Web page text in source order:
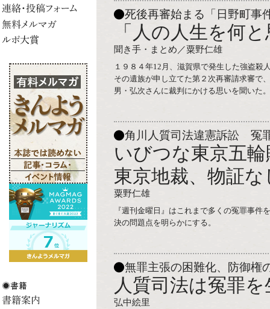
死後再審始まる「日野町事
「人の人生を何
聞き手・まとめ／粟野仁雄
１９８４年12月、滋賀県で発生した強盗殺
その遺族が申し立てた第２次再審請求審で
男・弘次さんに裁判にかける思いを聞いた。
角川人質司法違憲訴訟 冤
いびつな東京五
東京地裁、物証
粟野仁雄
『週刊金曜日』はこれまで多くの冤罪事
決の問題点を明らかにする。
無罪主張の困難化、防御権
人質司法は冤罪
弘中絵里